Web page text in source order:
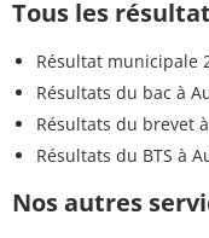
Tous les
Résultat municipale
Résultats du bac à
Résultats du brevet
Résultats du BTS à
Nos autres